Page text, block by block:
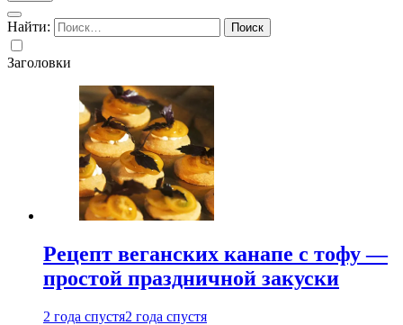
Найти:
Заголовки
Рецепт веганских канапе с тофу —
простой праздничной закуски
2 года спустя2 года спустя